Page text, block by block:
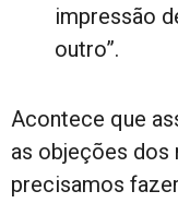
impressão
outro”.
Acontece que
as objeções
precisamos